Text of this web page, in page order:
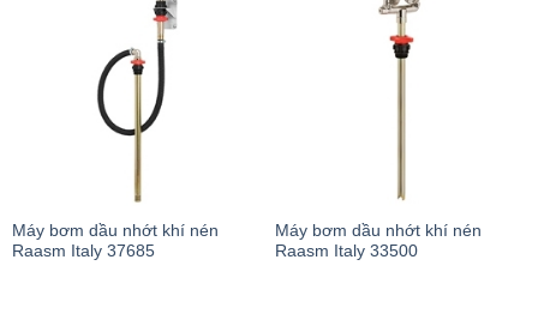
Máy bơm dầu nhớt khí nén
Raasm Italy 37685
Máy bơm dầu nhớt khí nén
Raasm Italy 33500